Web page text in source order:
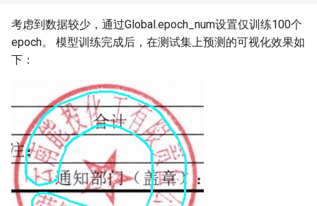
考虑到数据较少，通过Global.epoch_num设置仅训练100个
epoch。 模型训练完成后，在测试集上预测的可视化效果如
下：